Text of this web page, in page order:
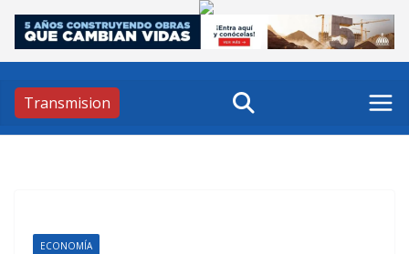
Skip
content
Transmision
ECONOMÍA